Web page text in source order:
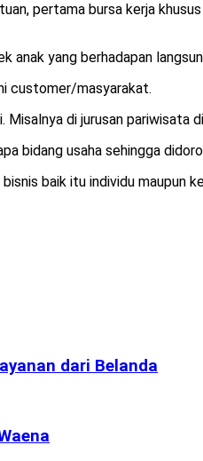
pertama bursa kerja
anak yang berhadapan
customer/masyarakat.
di jurusan
bidang usaha sehingga
baik itu individu maupun
dari Belanda